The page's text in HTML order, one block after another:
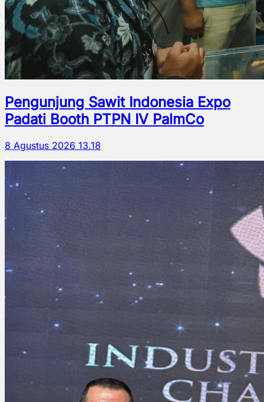
Pengunjung Sawit Indonesia Expo
Padati Booth PTPN IV PalmCo
8 Agustus 2026 13.18